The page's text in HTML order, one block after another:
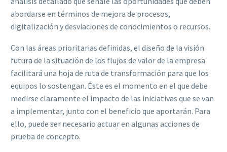
abordarse en términos de mejora de procesos,
digitalización y desviaciones de conocimientos o recursos.
Con las áreas prioritarias definidas, el diseño de la visión
futura de la situación de los flujos de valor de la empresa
facilitará una hoja de ruta de transformación para que los
equipos lo sostengan. Éste es el momento en el que debe
medirse claramente el impacto de las iniciativas que se van
a implementar, junto con el beneficio que aportarán. Para
ello, puede ser necesario actuar en algunas acciones de
prueba de concepto.